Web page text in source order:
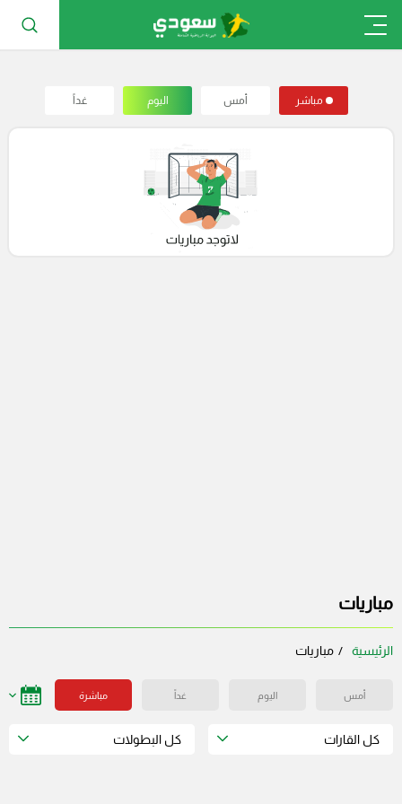
مباشر أمس اليوم غداً
مباريات
الرئيسية مباريات
أمس اليوم غداً مباشرة
كل القارات كل البطولات